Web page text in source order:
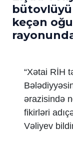
keçən
“Xətai RİH
ərazisində
fikirləri
Vəliyev